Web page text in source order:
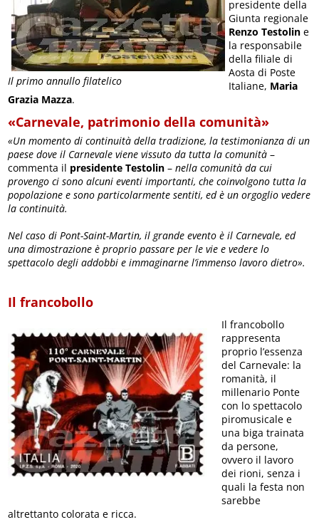
Il primo annullo filatelico
presidente della
Giunta regionale
Renzo Testolin e
la responsabile
della filiale di
Aosta di Poste
Italiane, Maria
Grazia Mazza.
«Carnevale, patrimonio della comunità»
«Un momento di continuità della tradizione, la testimonianza di un
paese dove il Carnevale viene vissuto da tutta la comunità –
commenta il presidente Testolin –nella comunità da cui
provengo ci sono alcuni eventi importanti, che coinvolgono tutta la
popolazione e sono particolarmente sentiti, ed è un orgoglio vedere
la continuità.
Nel caso di Pont-Saint-Martin, il grande evento è il Carnevale, ed
una dimostrazione è proprio passare per le vie e vedere lo
spettacolo degli addobbi e immaginarne l’immenso lavoro dietro».
Il francobollo
Il francobollo
rappresenta
proprio l’essenza
del Carnevale: la
romanità, il
millenario Ponte
con lo spettacolo
piromusicale e
una biga trainata
da persone,
ovvero il lavoro
dei rioni, senza i
quali la festa non
sarebbe
altrettanto colorata e ricca.